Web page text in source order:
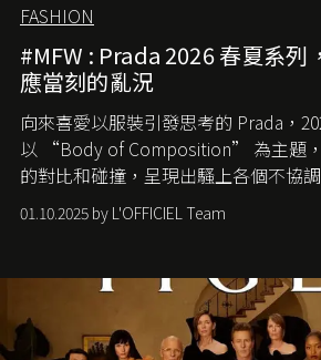
FASHION
#MFW : Prada 2026 春夏系列
應當刻的亂況
向來喜愛以服裝引發思考的 Prada，
以 “Body of Composition” 為主題
的對比和碰撞，呈現出騷上各個不協
社會各種資訊、文化超載的現象。
01.10.2025 by L'OFFICIEL Team